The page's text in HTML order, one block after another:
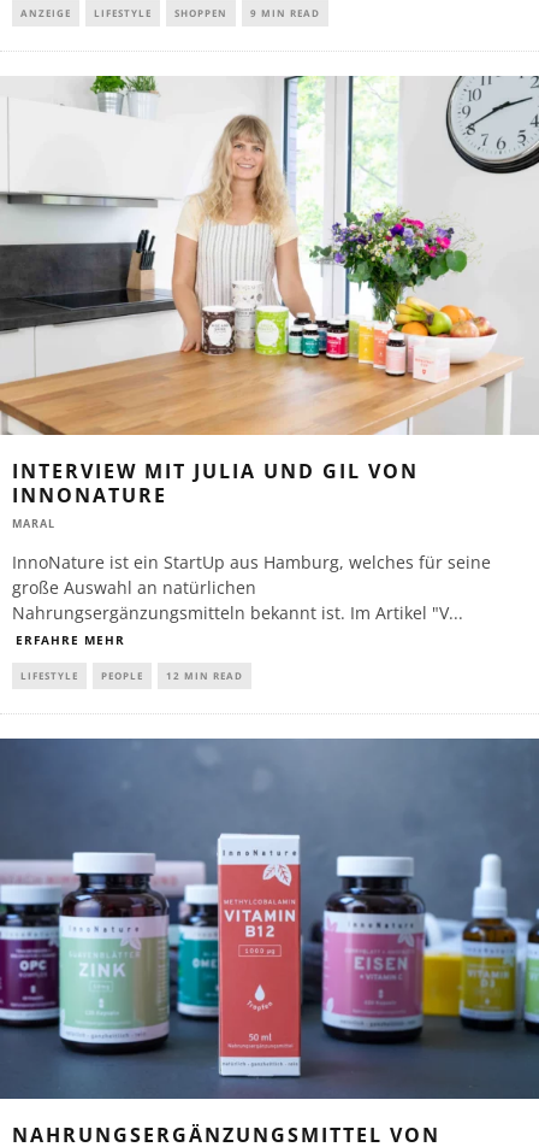
ANZEIGE LIFESTYLE SHOPPEN 9 MIN READ
INTERVIEW MIT JULIA UND GIL VON
INNONATURE
MARAL
InnoNature ist ein StartUp aus Hamburg, welches für seine
große Auswahl an natürlichen
Nahrungsergänzungsmitteln bekannt ist. Im Artikel "V...
ERFAHRE MEHR
LIFESTYLE PEOPLE 12 MIN READ
NAHRUNGSERGÄNZUNGSMITTEL VON